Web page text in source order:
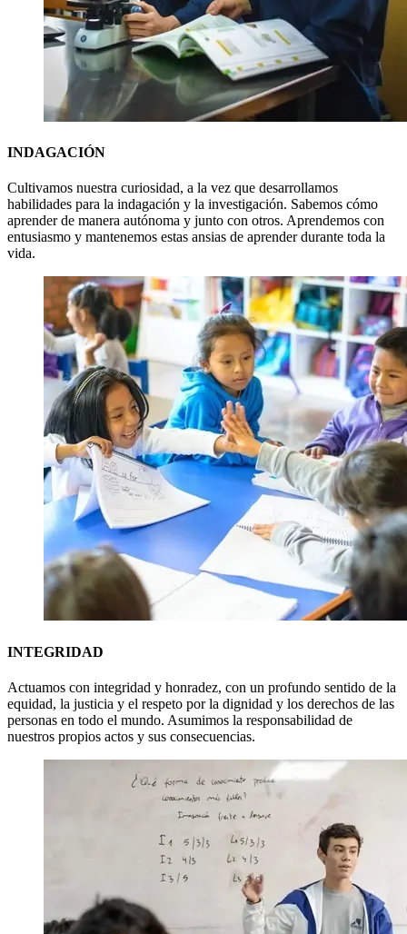
INDAGACIÓN
Cultivamos nuestra curiosidad, a la vez que desarrollamos
habilidades para la indagación y la investigación. Sabemos cómo
aprender de manera autónoma y junto con otros. Aprendemos con
entusiasmo y mantenemos estas ansias de aprender durante toda la
vida.
INTEGRIDAD
Actuamos con integridad y honradez, con un profundo sentido de la
equidad, la justicia y el respeto por la dignidad y los derechos de las
personas en todo el mundo. Asumimos la responsabilidad de
nuestros propios actos y sus consecuencias.